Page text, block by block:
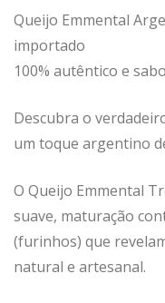
Queijo Emmental
importado
100% autêntico e
Descubra o
um toque argentino
O Queijo Emmental
suave, maturação
(furinhos) que
natural e artesanal.